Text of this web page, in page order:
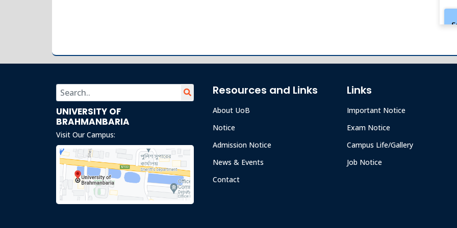
UNIVERSITY OF
BRAHMANBARIA
Visit Our Campus:
Resources and Links
About UoB
Notice
Admission Notice
News & Events
Contact
Links
Important Notice
Exam Notice
Campus Life/Gallery
Job Notice